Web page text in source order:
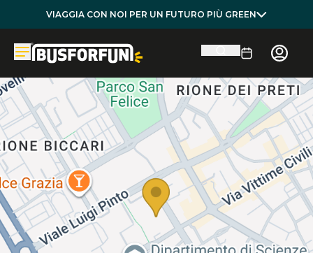
VIAGGIA CON NOI PER UN FUTURO PIÙ GREEN